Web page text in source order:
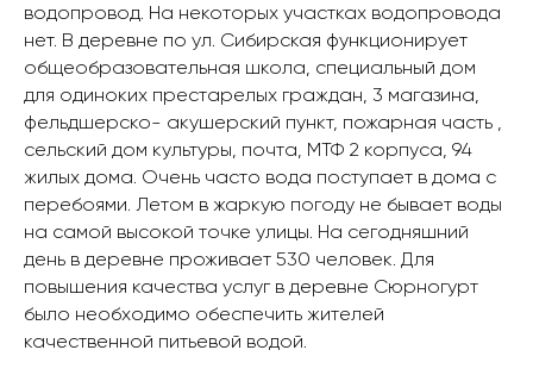
водопровод. На некоторых участках водопровода
нет. В деревне по ул. Сибирская функционирует
общеобразовательная школа, специальный дом
для одиноких престарелых граждан, 3 магазина,
фельдшерско- акушерский пункт, пожарная часть ,
сельский дом культуры, почта, МТФ 2 корпуса, 94
жилых дома. Очень часто вода поступает в дома с
перебоями. Летом в жаркую погоду не бывает воды
на самой высокой точке улицы. На сегодняшний
день в деревне проживает 530 человек. Для
повышения качества услуг в деревне Сюрногурт
было необходимо обеспечить жителей
качественной питьевой водой.